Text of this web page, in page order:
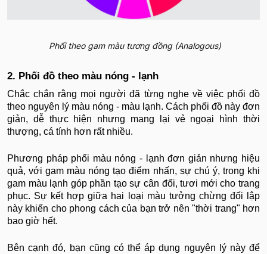
Phối theo gam màu tương đồng (Analogous)
2. Phối đồ theo màu nóng - lạnh
Chắc chắn rằng mọi người đã từng nghe về việc phối đồ
theo nguyên lý màu nóng - màu lạnh. Cách phối đồ này đơn
giản, dễ thực hiện nhưng mang lại vẻ ngoại hình thời
thượng, cá tính hơn rất nhiều.
Phương pháp phối màu nóng - lạnh đơn giản nhưng hiệu
quả, với gam màu nóng tạo điểm nhấn, sự chú ý, trong khi
gam màu lạnh góp phần tạo sự cân đối, tươi mới cho trang
phục. Sự kết hợp giữa hai loại màu tưởng chừng đối lập
này khiến cho phong cách của bạn trở nên "thời trang" hơn
bao giờ hết.
Bên cạnh đó, bạn cũng có thể áp dụng nguyên lý này để